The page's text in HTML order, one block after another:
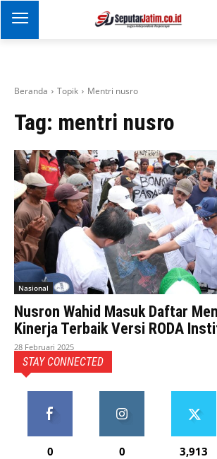
Beranda Topik Mentri nusro
Tag: mentri nusro
Nasional
Nusron Wahid Masuk Daftar
Kinerja Terbaik Versi RODA
28 Februari 2025
STAY CONNECTED
0 0 3,913